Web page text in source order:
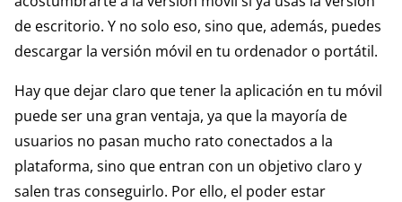
de escritorio. Y no solo eso, sino que, además, puedes
descargar la versión móvil en tu ordenador o portátil.
Hay que dejar claro que tener la aplicación en tu móvil
puede ser una gran ventaja, ya que la mayoría de
usuarios no pasan mucho rato conectados a la
plataforma, sino que entran con un objetivo claro y
salen tras conseguirlo. Por ello, el poder estar